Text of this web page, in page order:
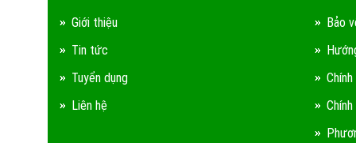
Giới thiệu
Tin tức
Tuyển dụng
Liên hệ
Bảo